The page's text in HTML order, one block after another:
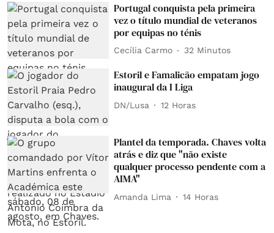
Portugal conquista pela primeira
vez o título mundial de veteranos
por equipas no ténis
Cecília Carmo 32 Minutos
Estoril e Famalicão empatam jogo
inaugural da I Liga
DN/Lusa 12 Horas
Plantel da temporada. Chaves volta
atrás e diz que "não existe
qualquer processo pendente com a
AIMA"
Amanda Lima 14 Horas